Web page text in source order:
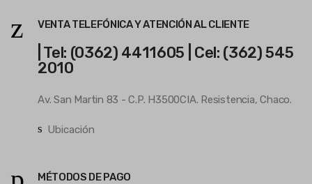
VENTA TELEFÓNICA Y ATENCIÓN AL CLIENTE
| Tel: (0362) 4411605 | Cel: (362) 545
2010
Av. San Martin 83 - C.P. H3500CIA. Resistencia, Chaco.
Ubicación
MÉTODOS DE PAGO